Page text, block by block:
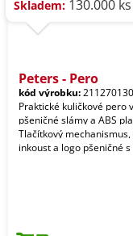
Skladem: 130.000 ks
Peters - Pero
kód výrobku:
Praktické kuličkové pero
pšeničné slámy a ABS
Tlačítkový
inkoust a logo pšeničné s